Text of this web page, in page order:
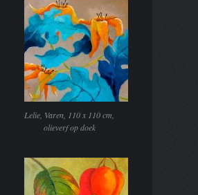
Lelie, Varen, 110 x 110 cm,
olieverf op doek